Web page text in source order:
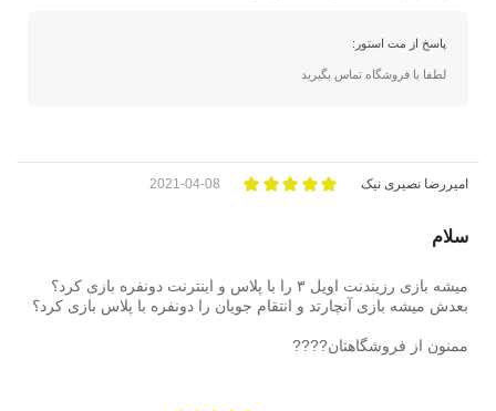
پاسخ از مت استور:
لطفا با فروشگاه تماس بگیرید
امیررضا نصیری نیک 2021-04-08
سلام
میشه بازی رزیندنت اویل ۳ را با پلاس و اینترنت دونفره بازی کرد؟
بعدش میشه بازی آنچارتد و انتقام جویان را دونفره با پلاس بازی کرد؟
ممنون از فروشگاهتان????